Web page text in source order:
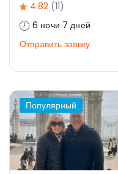
4.82 (11)
6 ночи 7 дней
Отправить заявку
Популярный